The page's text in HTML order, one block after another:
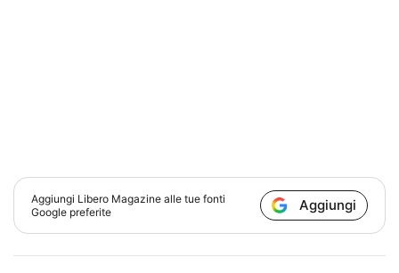
Aggiungi Libero Magazine alle tue fonti
Google preferite
Aggiungi